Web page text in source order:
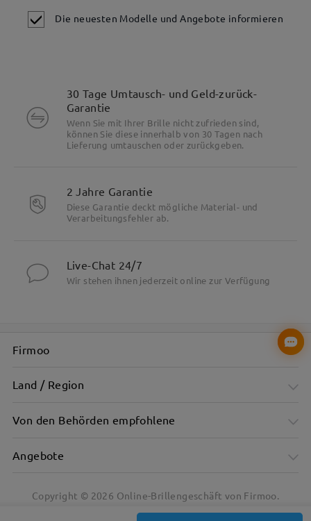
Die neuesten Modelle und Angebote informieren
30 Tage Umtausch- und Geld-zurück-
Garantie
Wenn Sie mit Ihrer Brille nicht zufrieden sind,
können Sie diese innerhalb von 30 Tagen nach
Lieferung umtauschen oder zurückgeben.
2 Jahre Garantie
Diese Garantie deckt mögliche Material- und
Verarbeitungsfehler ab.
Live-Chat 24/7
Wir stehen ihnen jederzeit online zur Verfügung
Firmoo
Land / Region
Von den Behörden empfohlene
Angebote
Copyright © 2026 Online-Brillengeschäft von Firmoo.